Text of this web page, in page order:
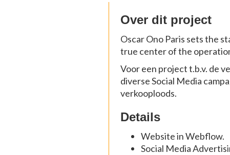
Over dit project
Oscar Ono Paris sets the
true center of the
Voor een project t.b.v. de
diverse Social Media
verkooploods.
Details
Website in Webflow.
Social Media